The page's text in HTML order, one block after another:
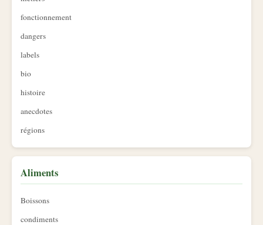
fonctionnement
dangers
labels
bio
histoire
anecdotes
régions
Aliments
Boissons
condiments